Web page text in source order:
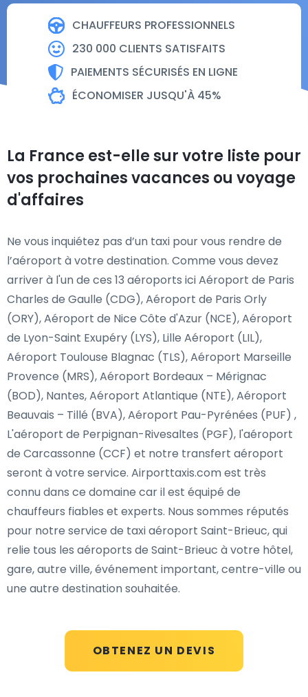
CHAUFFEURS PROFESSIONNELS
230 000 CLIENTS SATISFAITS
PAIEMENTS SÉCURISÉS EN LIGNE
ÉCONOMISER JUSQU'À 45%
OBTENEZ UN DEVIS
La France est-elle sur votre liste pour
vos prochaines vacances ou voyage
d'affaires
Ne vous inquiétez pas d’un taxi pour vous rendre de
l’aéroport à votre destination. Comme vous devez
arriver à l'un de ces 13 aéroports ici Aéroport de Paris
Charles de Gaulle (CDG), Aéroport de Paris Orly
(ORY), Aéroport de Nice Côte d'Azur (NCE), Aéroport
de Lyon-Saint Exupéry (LYS), Lille Aéroport (LIL),
Aéroport Toulouse Blagnac (TLS), Aéroport Marseille
Provence (MRS), Aéroport Bordeaux – Mérignac
(BOD), Nantes, Aéroport Atlantique (NTE), Aéroport
Beauvais – Tillé (BVA), Aéroport Pau-Pyrénées (PUF) ,
L'aéroport de Perpignan-Rivesaltes (PGF), l'aéroport
de Carcassonne (CCF) et notre transfert aéroport
seront à votre service. Airporttaxis.com est très
connu dans ce domaine car il est équipé de
chauffeurs fiables et experts. Nous sommes réputés
pour notre service de taxi aéroport Saint-Brieuc, qui
relie tous les aéroports de Saint-Brieuc à votre hôtel,
gare, autre ville, événement important, centre-ville ou
une autre destination souhaitée.